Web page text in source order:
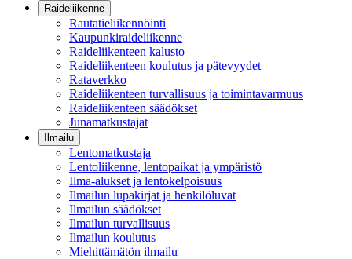
Raideliikenne
Rautatieliikennöinti
Kaupunkiraideliikenne
Raideliikenteen kalusto
Raideliikenteen koulutus ja pätevyydet
Rataverkko
Raideliikenteen turvallisuus ja toimintavarmuus
Raideliikenteen säädökset
Junamatkustajat
Ilmailu
Lentomatkustaja
Lentoliikenne, lentopaikat ja ympäristö
Ilma-alukset ja lentokelpoisuus
Ilmailun lupakirjat ja henkilöluvat
Ilmailun säädökset
Ilmailun turvallisuus
Ilmailun koulutus
Miehittämätön ilmailu